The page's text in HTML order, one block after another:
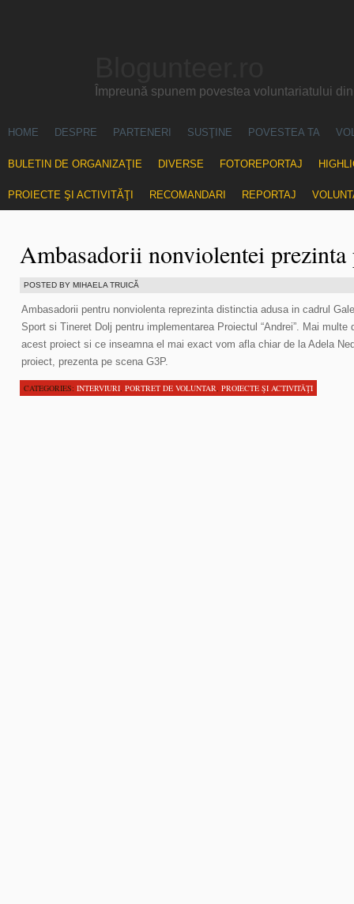
Împreună spunem povestea voluntariatului
HOME DESPRE PARTENERI SUSŢINE POVESTEA TA
BULETIN DE ORGANIZAŢIE DIVERSE FOTOREPORTAJ
PROIECTE ŞI ACTIVITĂŢI RECOMANDARI REPORTAJ
Ambasadorii nonviolentei
POSTED BY MIHAELA TRUICĂ
Ambasadorii pentru nonviolenta reprezinta distinctia adusa in cadrul
Sport si Tineret Dolj pentru implementarea Proiectul “Andrei”. Mai
acest proiect si ce inseamna el mai exact vom afla chiar de la Adela
proiect, prezenta pe scena G3P.
CATEGORIES: INTERVIURI, PORTRET DE VOLUNTAR, PROIECTE ŞI ACTIVITĂŢI